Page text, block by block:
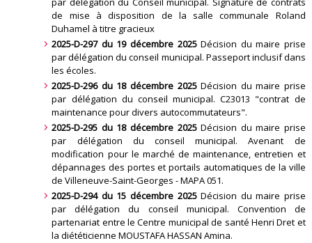
de mise à disposition de la salle communale Roland
Duhamel à titre gracieux
2025-D-297 du 19 décembre 2025Décision du maire prise
par délégation du conseil municipal. Passeport inclusif dans
les écoles.
2025-D-296 du 18 décembre 2025Décision du maire prise
par délégation du conseil municipal. C23013 "contrat de
maintenance pour divers autocommutateurs".
2025-D-295 du 18 décembre 2025Décision du maire prise
par délégation du conseil municipal. Avenant de
modification pour le marché de maintenance, entretien et
dépannages des portes et portails automatiques de la ville
de Villeneuve-Saint-Georges - MAPA 051.
2025-D-294 du 15 décembre 2025Décision du maire prise
par délégation du conseil municipal. Convention de
partenariat entre le Centre municipal de santé Henri Dret et
la diététicienne MOUSTAFA HASSAN Amina.